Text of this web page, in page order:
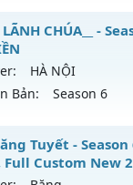
loại: Mu Nguyên
Gameguard
LONG 6.9 -
ra tháng 07
30/07/2626
Non Reset
Mu Nguyên
LÃNH CHÚA__ -
HÀ NỘI
Bản:
Season 6
LÃNH CHÚA__
mới ra tháng 08
Tuyết -
Full Custom New